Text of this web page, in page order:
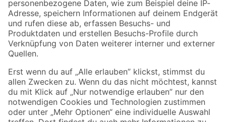
Zahlungsarten Versandarten
Sicher einkaufen
Jetzt die toom-App herunterladen